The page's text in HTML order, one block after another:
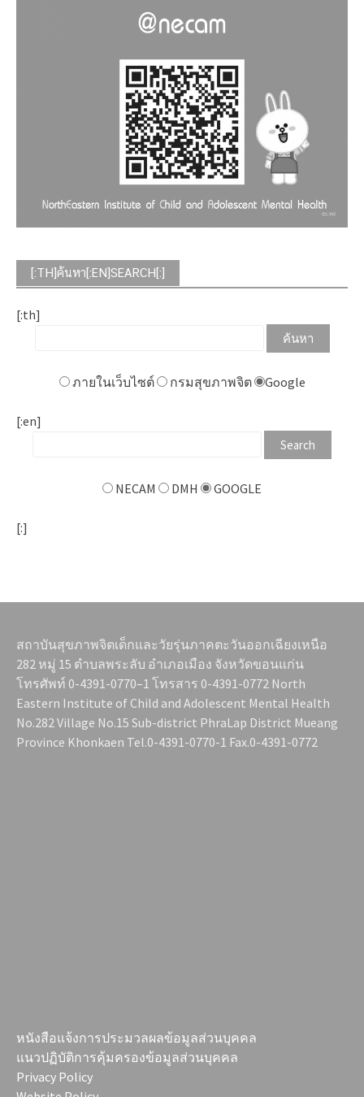
[:TH]ค้นหา[:EN]SEARCH[:]
[:th]
ภายในเว็บไซต์ กรมสุขภาพจิต Google
[:en]
NECAM DMH GOOGLE
[:]
สถาบันสุขภาพจิตเด็กและวัยรุ่นภาคตะวันออกเฉียงเหนือ
282 หมู่ 15 ตำบลพระลับ อำเภอเมือง จังหวัดขอนแก่น
โทรศัพท์ 0-4391-0770–1 โทรสาร 0-4391-0772 North
Eastern Institute of Child and Adolescent Mental Health
No.282 Village No.15 Sub-district PhraLap District Mueang
Province Khonkaen Tel.0-4391-0770-1 Fax.0-4391-0772
หนังสือแจ้งการประมวลผลข้อมูลส่วนบุคคล
แนวปฏิบัติการคุ้มครองข้อมูลส่วนบุคคล
Privacy Policy